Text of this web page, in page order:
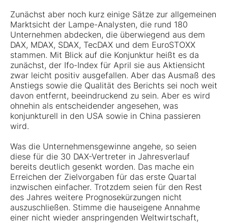
Zunächst aber noch kurz einige Sätze zur allgemeinen
Marktsicht der Lampe-Analysten, die rund 180
Unternehmen abdecken, die überwiegend aus dem
DAX, MDAX, SDAX, TecDAX und dem EuroSTOXX
stammen. Mit Blick auf die Konjunktur heißt es da
zunächst, der Ifo-Index für April sie aus Aktiensicht
zwar leicht positiv ausgefallen. Aber das Ausmaß des
Anstiegs sowie die Qualität des Berichts sei noch weit
davon entfernt, beeindruckend zu sein. Aber es wird
ohnehin als entscheidender angesehen, was
konjunkturell in den USA sowie in China passieren
wird.
Was die Unternehmensgewinne angehe, so seien
diese für die 30 DAX-Vertreter in Jahresverlauf
bereits deutlich gesenkt worden. Das mache ein
Erreichen der Zielvorgaben für das erste Quartal
inzwischen einfacher. Trotzdem seien für den Rest
des Jahres weitere Prognosekürzungen nicht
auszuschließen. Stimme die hauseigene Annahme
einer nicht wieder anspringenden Weltwirtschaft,